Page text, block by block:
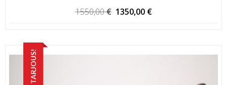
1550,00€ Alkuperäinen
1350,00 €
TARJOUS!